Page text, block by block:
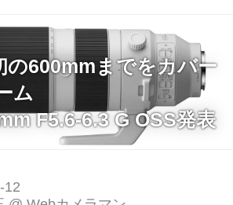
の600mmまでをカバー
ム
F5.6-6.3 G OSS発表
12